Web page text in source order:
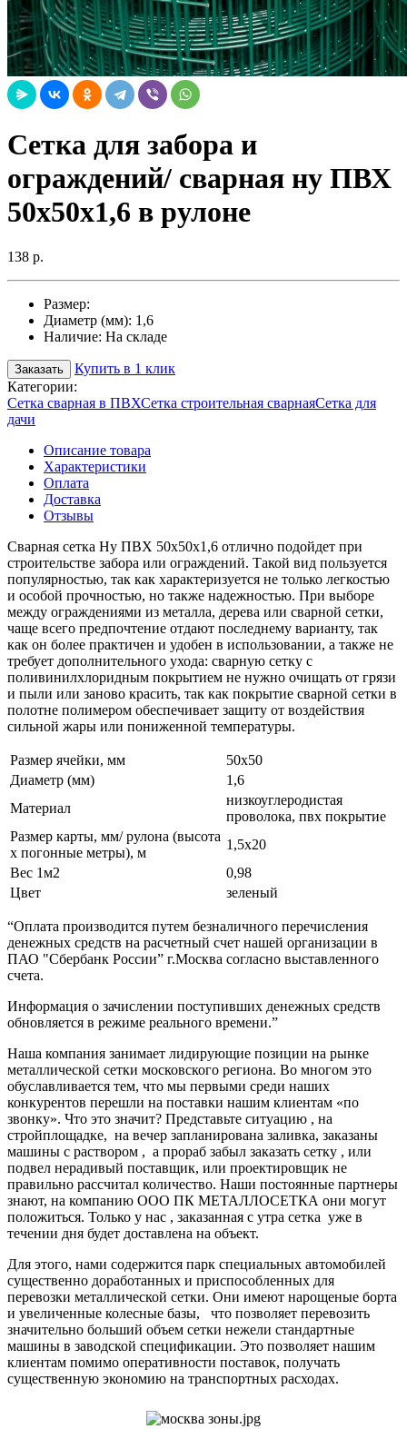
Сетка для забора и
ограждений/ сварная ну ПВХ
50х50х1,6 в рулоне
138 р.
Размер:
Диаметр (мм): 1,6
Наличие: На складе
Заказать
Купить в 1 клик
Категории:
Сетка сварная в ПВХСетка строительная сварнаяСетка для
дачи
Описание товара
Характеристики
Оплата
Доставка
Отзывы
Сварная сетка Ну ПВХ 50х50х1,6 отлично подойдет при
строительстве забора или ограждений. Такой вид пользуется
популярностью, так как характеризуется не только легкостью
и особой прочностью, но также надежностью. При выборе
между ограждениями из металла, дерева или сварной сетки,
чаще всего предпочтение отдают последнему варианту, так
как он более практичен и удобен в использовании, а также не
требует дополнительного ухода: сварную сетку с
поливинилхлоридным покрытием не нужно очищать от грязи
и пыли или заново красить, так как покрытие сварной сетки в
полотне полимером обеспечивает защиту от воздействия
сильной жары или пониженной температуры.
Размер ячейки, мм
50х50
Диаметр (мм)
1,6
Материал
низкоуглеродистая
проволока, пвх покрытие
Размер карты, мм/ рулона (высота
х погонные метры), м
1,5х20
Вес 1м2
0,98
Цвет
зеленый
“Оплата производится путем безналичного перечисления
денежных средств на расчетный счет нашей организации в
ПАО "Сбербанк России” г.Москва согласно выставленного
счета.
Информация о зачислении поступивших денежных средств
обновляется в режиме реального времени.”
Наша компания занимает лидирующие позиции на рынке
металлической сетки московского региона. Во многом это
обуславливается тем, что мы первыми среди наших
конкурентов перешли на поставки нашим клиентам «по
звонку». Что это значит? Представьте ситуацию , на
стройплощадке, на вечер запланирована заливка, заказаны
машины с раствором , а прораб забыл заказать сетку , или
подвел нерадивый поставщик, или проектировщик не
правильно рассчитал количество. Наши постоянные партнеры
знают, на компанию ООО ПК МЕТАЛЛОСЕТКА они могут
положиться. Только у нас , заказанная с утра сетка уже в
течении дня будет доставлена на объект.
Для этого, нами содержится парк специальных автомобилей
существенно доработанных и приспособленных для
перевозки металлической сетки. Они имеют нарощеные борта
и увеличенные колесные базы, что позволяет перевозить
значительно больший объем сетки нежели стандартные
машины в заводской спецификации. Это позволяет нашим
клиентам помимо оперативности поставок, получать
существенную экономию на транспортных расходах.